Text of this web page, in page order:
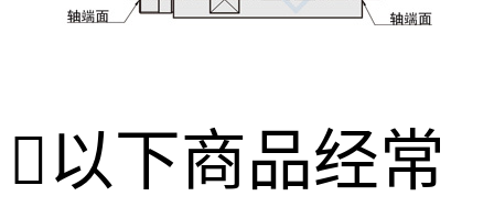
以下商品经常